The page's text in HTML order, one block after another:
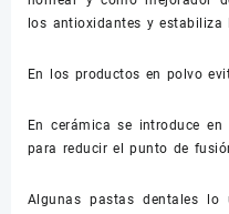
los antioxidantes y estabiliza
En los productos en polvo
En cerámica se introduce
para reducir el punto de
Algunas pastas dentales